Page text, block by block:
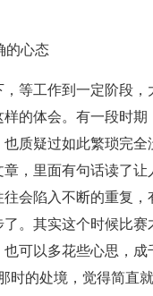
心态
，等工作到一定阶段
的体会。有一段时
质疑过如此繁琐完
，里面有句话读了
会陷入不断的重复
。其实这个时候比
可以多花些心思，
时的处境，觉得简直